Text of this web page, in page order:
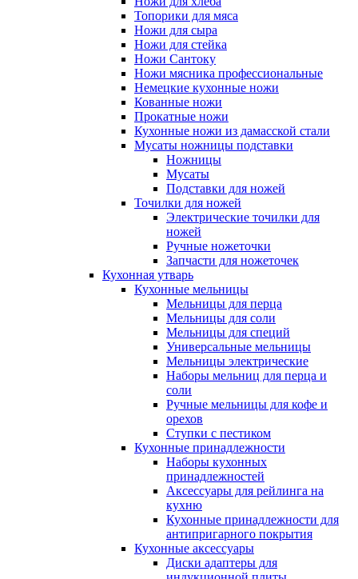
Топорики для мяса
Ножи для сыра
Ножи для стейка
Ножи Сантоку
Ножи мясника профессиональные
Немецкие кухонные ножи
Кованные ножи
Прокатные ножи
Кухонные ножи из дамасской стали
Мусаты ножницы подставки
Ножницы
Мусаты
Подставки для ножей
Точилки для ножей
Электрические точилки для
ножей
Ручные ножеточки
Запчасти для ножеточек
Кухонная утварь
Кухонные мельницы
Мельницы для перца
Мельницы для соли
Мельницы для специй
Универсальные мельницы
Мельницы электрические
Наборы мельниц для перца и
соли
Ручные мельницы для кофе и
орехов
Ступки с пестиком
Кухонные принадлежности
Наборы кухонных
принадлежностей
Аксессуары для рейлинга на
кухню
Кухонные принадлежности для
антипригарного покрытия
Кухонные аксессуары
Диски адаптеры для